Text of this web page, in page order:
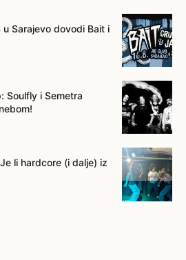
u Sarajevo dovodi Bait i
Soulfly i Semetra
li hardcore (i dalje) iz